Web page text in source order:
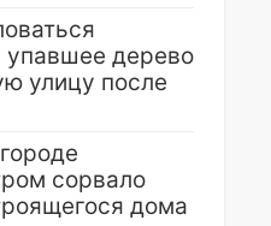
упавшее дерево
улицу после
сорвало
дома